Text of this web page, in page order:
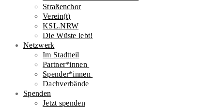
Straßenchor
Verein(t)
KSL.NRW
Die Wüste lebt!
Netzwerk
Im Stadtteil
Partner*innen
Spender*innen
Dachverbände
Spenden
Jetzt spenden